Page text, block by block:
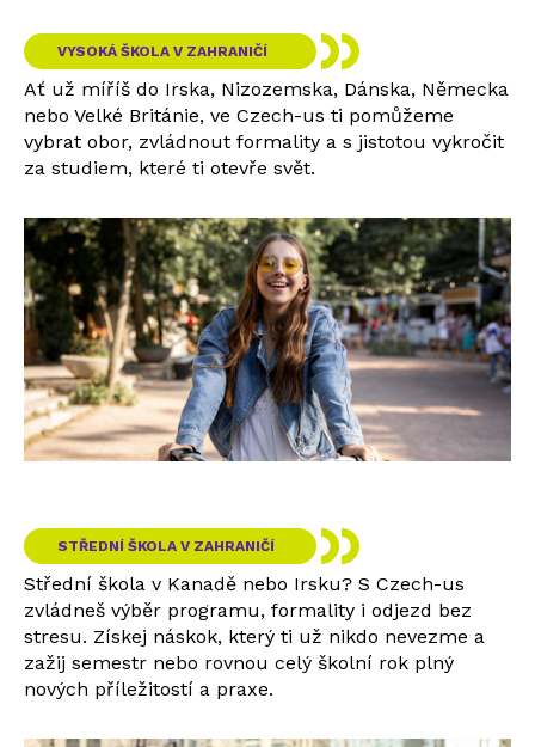
VYSOKÁ ŠKOLA V ZAHRANIČÍ
Ať už míříš do Irska, Nizozemska, Dánska, Německa
nebo Velké Británie, ve Czech-us ti pomůžeme
vybrat obor, zvládnout formality a s jistotou vykročit
za studiem, které ti otevře svět.
STŘEDNÍ ŠKOLA V ZAHRANIČÍ
Střední škola v Kanadě nebo Irsku? S Czech-us
zvládneš výběr programu, formality i odjezd bez
stresu. Získej náskok, který ti už nikdo nevezme a
zažij semestr nebo rovnou celý školní rok plný
nových příležitostí a praxe.